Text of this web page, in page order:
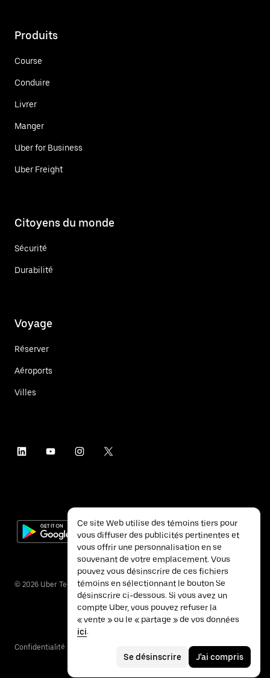
Produits
Course
Conduire
Livrer
Manger
Uber for Business
Uber Freight
Citoyens du monde
Sécurité
Durabilité
Voyage
Réserver
Aéroports
Villes
© 2026 Uber Technologies inc.
Confidentialité
Ce site Web utilise des témoins tiers pour
vous diffuser des publicités pertinentes et
vous offrir une personnalisation en se
souvenant de votre emplacement. Vous
pouvez vous désinscrire de ces fichiers
témoins en sélectionnant le bouton Se
désinscrire ci-dessous. Si vous avez un
compte Uber, vous pouvez refuser la
« vente » ou le « partage » de vos données
ici.
Se désinscrire J'ai compris